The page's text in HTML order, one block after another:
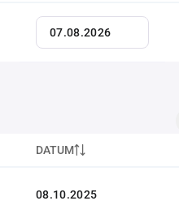
DATUM
08.10.2025